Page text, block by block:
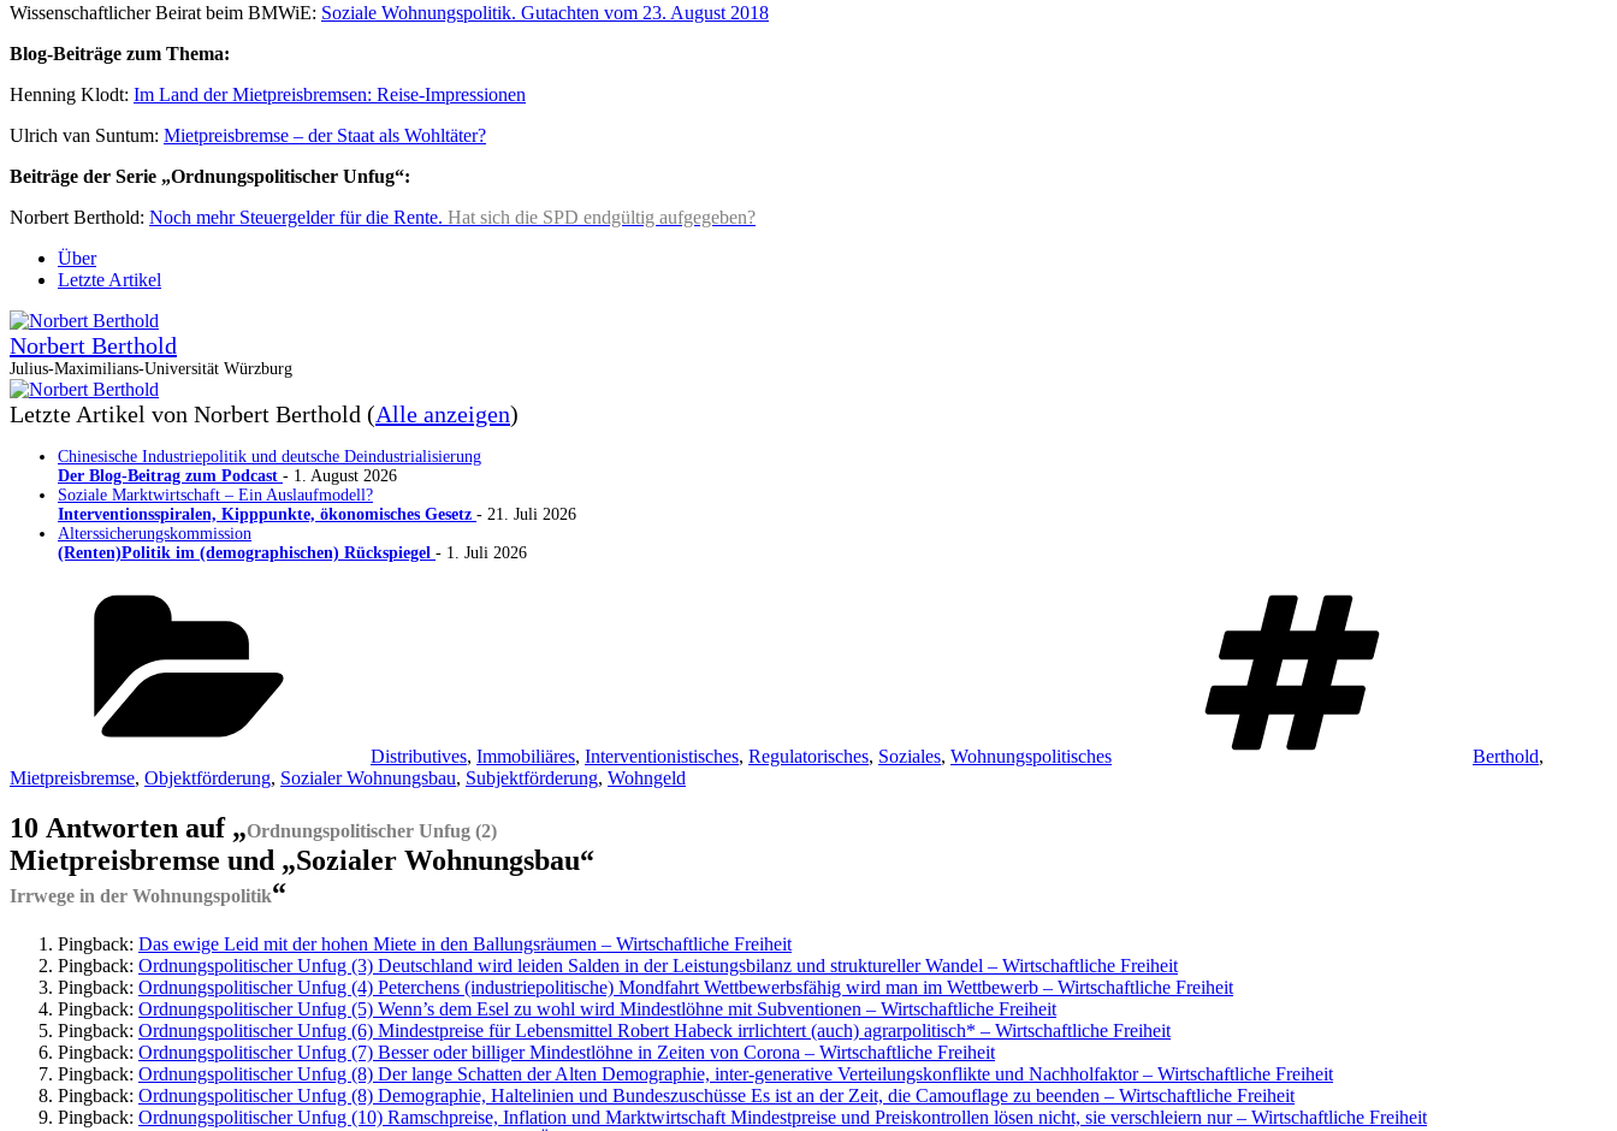
Wissenschaftlicher Beirat beim BMWiE: Soziale Wohnungspolitik. Gutachten vom 23. August 2018
Blog-Beiträge zum Thema:
Henning Klodt: Im Land der Mietpreisbremsen: Reise-Impressionen
Ulrich van Suntum: Mietpreisbremse – der Staat als Wohltäter?
Beiträge der Serie „Ordnungspolitischer Unfug“:
Norbert Berthold: Noch mehr Steuergelder für die Rente. Hat sich die SPD endgültig aufgegeben?
Über
Letzte Artikel
Norbert Berthold
Julius-Maximilians-Universität Würzburg
Letzte Artikel von Norbert Berthold (Alle anzeigen)
Chinesische Industriepolitik und deutsche Deindustrialisierung
Der Blog-Beitrag zum Podcast - 1. August 2026
Soziale Marktwirtschaft – Ein Auslaufmodell?
Interventionsspiralen, Kipppunkte, ökonomisches Gesetz - 21. Juli 2026
Alterssicherungskommission
(Renten)Politik im (demographischen) Rückspiegel - 1. Juli 2026
Distributives, Immobiliäres, Interventionistisches, Regulatorisches, Soziales, Wohnungspolitisches Berthold,
Mietpreisbremse, Objektförderung, Sozialer Wohnungsbau, Subjektförderung, Wohngeld
10 Antworten auf „Ordnungspolitischer Unfug (2)
Mietpreisbremse und „Sozialer Wohnungsbau“
Irrwege in der Wohnungspolitik“
Pingback: Das ewige Leid mit der hohen Miete in den Ballungsräumen – Wirtschaftliche Freiheit
Pingback: Ordnungspolitischer Unfug (3) Deutschland wird leiden Salden in der Leistungsbilanz und struktureller Wandel – Wirtschaftliche Freiheit
Pingback: Ordnungspolitischer Unfug (4) Peterchens (industriepolitische) Mondfahrt Wettbewerbsfähig wird man im Wettbewerb – Wirtschaftliche Freiheit
Pingback: Ordnungspolitischer Unfug (5) Wenn’s dem Esel zu wohl wird Mindestlöhne mit Subventionen – Wirtschaftliche Freiheit
Pingback: Ordnungspolitischer Unfug (6) Mindestpreise für Lebensmittel Robert Habeck irrlichtert (auch) agrarpolitisch* – Wirtschaftliche Freiheit
Pingback: Ordnungspolitischer Unfug (7) Besser oder billiger Mindestlöhne in Zeiten von Corona – Wirtschaftliche Freiheit
Pingback: Ordnungspolitischer Unfug (8) Der lange Schatten der Alten Demographie, inter-generative Verteilungskonflikte und Nachholfaktor – Wirtschaftliche Freiheit
Pingback: Ordnungspolitischer Unfug (8) Demographie, Haltelinien und Bundeszuschüsse Es ist an der Zeit, die Camouflage zu beenden – Wirtschaftliche Freiheit
Pingback: Ordnungspolitischer Unfug (10) Ramschpreise, Inflation und Marktwirtschaft Mindestpreise und Preiskontrollen lösen nicht, sie verschleiern nur – Wirtschaftliche Freiheit